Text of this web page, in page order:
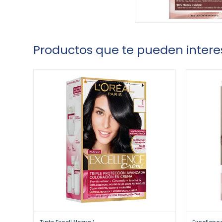
Productos que te pueden